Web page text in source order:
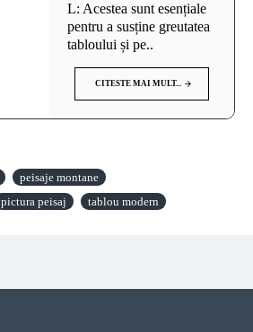
L: Acestea sunt esențiale
pentru a susține greutatea
tabloului și pe..
CITESTE MAI MULT...
peisaje montane
pictura peisaj tablou modern